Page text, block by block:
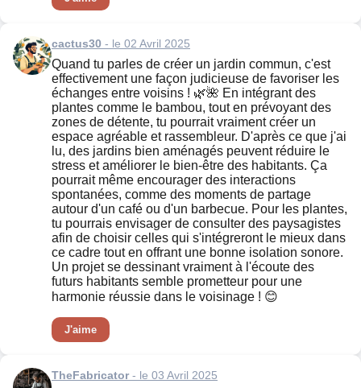
cactus30 - le 02 Avril 2025
Quand tu parles de créer un jardin commun, c'est
effectivement une façon judicieuse de favoriser les
échanges entre voisins ! 🌿🌺 En intégrant des
plantes comme le bambou, tout en prévoyant des
zones de détente, tu pourrait vraiment créer un
espace agréable et rassembleur. D'après ce que j'ai
lu, des jardins bien aménagés peuvent réduire le
stress et améliorer le bien-être des habitants. Ça
pourrait même encourager des interactions
spontanées, comme des moments de partage
autour d'un café ou d'un barbecue. Pour les plantes,
tu pourrais envisager de consulter des paysagistes
afin de choisir celles qui s'intégreront le mieux dans
ce cadre tout en offrant une bonne isolation sonore.
Un projet se dessinant vraiment à l'écoute des
futurs habitants semble prometteur pour une
harmonie réussie dans le voisinage ! 😊
J'aime
TheFabricator- le 03 Avril 2025